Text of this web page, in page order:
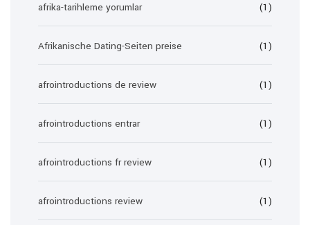
afrika-tarihleme yorumlar (1)
Afrikanische Dating-Seiten preise (1)
afrointroductions de review (1)
afrointroductions entrar (1)
afrointroductions fr review (1)
afrointroductions review (1)